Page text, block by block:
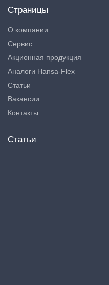
Страницы
О компании
Сервис
Акционная продукция
Аналоги Hansa-Flex
Статьи
Вакансии
Контакты
Статьи